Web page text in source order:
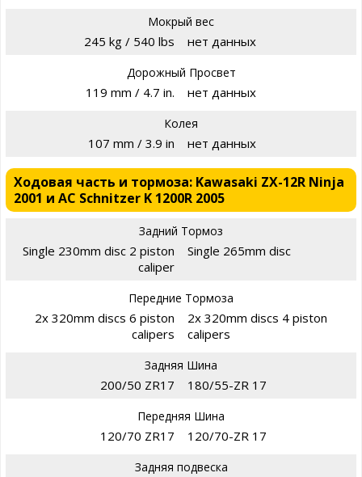
Мокрый вес
245 kg / 540 lbs нет данных
Дорожный Просвет
119 mm / 4.7 in. нет данных
Колея
107 mm / 3.9 in нет данных
Ходовая часть и тормоза: Kawasaki ZX-12R Ninja
2001 и AC Schnitzer K 1200R 2005
Задний Тормоз
Single 230mm disc 2 piston
caliper
Single 265mm disc
Передние Тормоза
2x 320mm discs 6 piston
calipers
2x 320mm discs 4 piston
calipers
Задняя Шина
200/50 ZR17 180/55-ZR 17
Передняя Шина
120/70 ZR17 120/70-ZR 17
Задняя подвеска